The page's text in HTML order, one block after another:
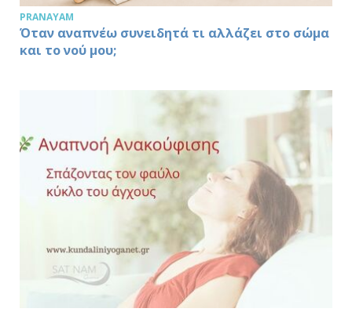
PRANAYAM
Όταν αναπνέω συνειδητά τι αλλάζει στο σώμα
και το νού μου;